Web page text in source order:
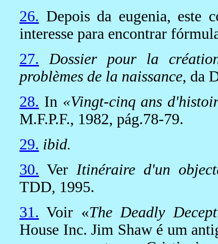
26. Depois da eugenia, este
interesse para encontrar
27.
Dossier pour la
problèmes de la naissance, da
28. In «Vingt-cinq ans
M.F.P.F., 1982, pág.78-79.
29. ibid.
30. Ver Itinéraire d'un
TDD, 1995.
31. Voir «The Deadly
House Inc. Jim Shaw é um